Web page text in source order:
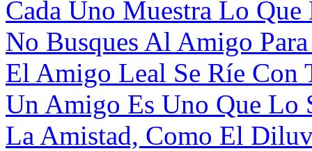
Cada Uno Muestra Lo Que
No Busques Al Amigo
El Amigo Leal Se Ríe Con
Un Amigo Es Uno Que Lo
La Amistad, Como El